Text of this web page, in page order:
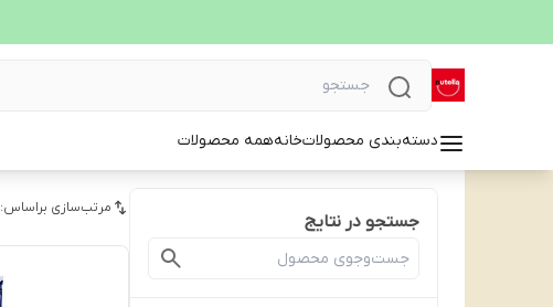
دسته‌بندی محصولاتخانههمه محصولات
جستجو در نتایج
مرتب‌سازی براساس: